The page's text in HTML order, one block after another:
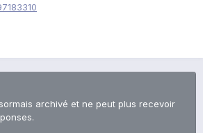
archivé et ne peut plus recevoir